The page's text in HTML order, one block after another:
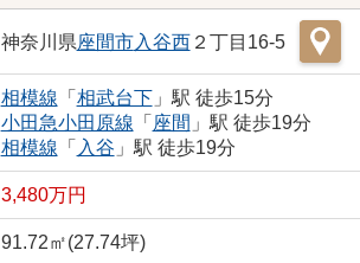
神奈川県座間市入谷西２丁目16-5
相模線 「 相武台下」駅 徒歩15分
小田急小田原線 「 座間 」駅 徒歩19分
相模線 「 入谷 」駅 徒歩19分
3,480万円
91.72㎡(27.74坪)